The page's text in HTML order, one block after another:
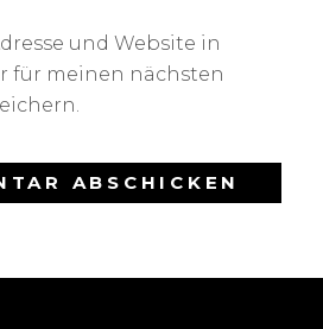
und Website in
für meinen nächsten